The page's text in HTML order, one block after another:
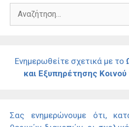
Αναζήτηση
Ενημερωθείτε σχετικά με το
και Εξυπηρέτησης Κοινού
Σας ενημερώνουμε ότι,